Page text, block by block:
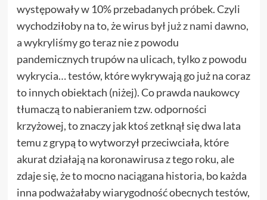
występowały w 10% przebadanych próbek. Czyli
wychodziłoby na to, że wirus był już z nami dawno,
a wykryliśmy go teraz nie z powodu
pandemicznych trupów na ulicach, tylko z powodu
wykrycia… testów, które wykrywają go już na coraz
to innych obiektach (niżej). Co prawda naukowcy
tłumaczą to nabieraniem tzw. odporności
krzyżowej, to znaczy jak ktoś zetknął się dwa lata
temu z grypą to wytworzył przeciwciała, które
akurat działają na koronawirusa z tego roku, ale
zdaje się, że to mocno naciągana historia, bo każda
inna podważałaby wiarygodność obecnych testów,